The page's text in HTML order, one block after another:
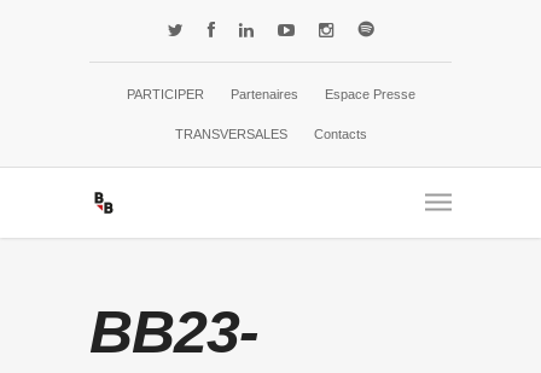
PARTICIPER Partenaires Espace Presse
TRANSVERSALES Contacts
BB23-